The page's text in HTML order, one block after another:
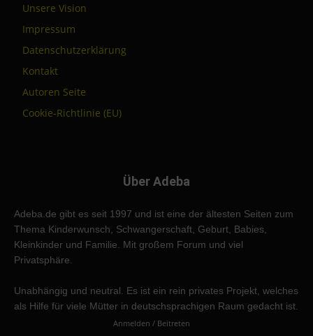
Unsere Vision
Impressum
Datenschutzerklärung
Kontakt
Autoren Seite
Cookie-Richtlinie (EU)
Über Adeba
Adeba.de gibt es seit 1997 und ist eine der ältesten Seiten zum
Thema Kinderwunsch, Schwangerschaft, Geburt, Babies,
Kleinkinder und Familie. Mit großem Forum und viel
Privatsphäre.
Unabhängig und neutral. Es ist ein rein privates Projekt, welches
als Hilfe für viele Mütter in deutschsprachigen Raum gedacht ist.
Anmelden / Beitreten